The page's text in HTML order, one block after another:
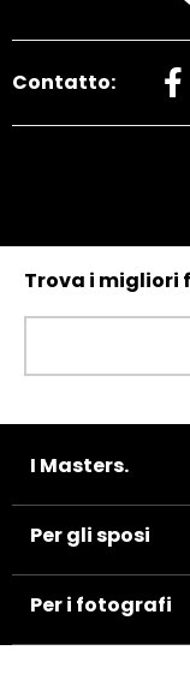
Contatto:
Trova i
I Masters.
Per gli sposi
Per i fotografi